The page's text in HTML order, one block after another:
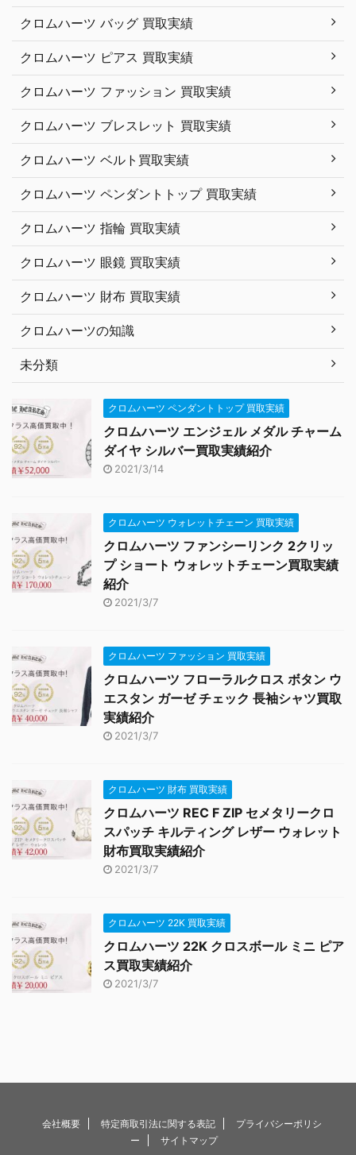
クロムハーツ バッグ 買取実績
クロムハーツ ピアス 買取実績
クロムハーツ ファッション 買取実績
クロムハーツ ブレスレット 買取実績
クロムハーツ ベルト買取実績
クロムハーツ ペンダントトップ 買取実績
クロムハーツ 指輪 買取実績
クロムハーツ 眼鏡 買取実績
クロムハーツ 財布 買取実績
クロムハーツの知識
未分類
クロムハーツ ペンダントトップ 買取実績
クロムハーツ エンジェル メダル チャーム
ダイヤ シルバー買取実績紹介
2021/3/14
クロムハーツ ウォレットチェーン 買取実績
クロムハーツ ファンシーリンク 2クリッ
プ ショート ウォレットチェーン買取実績
紹介
2021/3/7
クロムハーツ ファッション 買取実績
クロムハーツ フローラルクロス ボタン ウ
エスタン ガーゼ チェック 長袖シャツ買取
実績紹介
2021/3/7
クロムハーツ 財布 買取実績
クロムハーツ REC F ZIP セメタリークロ
スパッチ キルティング レザー ウォレット
財布買取実績紹介
2021/3/7
クロムハーツ 22K 買取実績
クロムハーツ 22K クロスボール ミニ ピア
ス買取実績紹介
2021/3/7
会社概要 特定商取引法に関する表記
プライバシーポリシ
ー
サイトマップ